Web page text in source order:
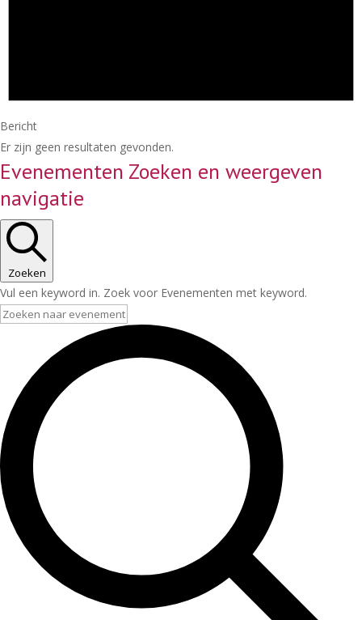
Bericht
Er zijn geen resultaten gevonden.
Evenementen Zoeken en weergeven
navigatie
Zoeken
Vul een keyword in. Zoek voor Evenementen met keyword.